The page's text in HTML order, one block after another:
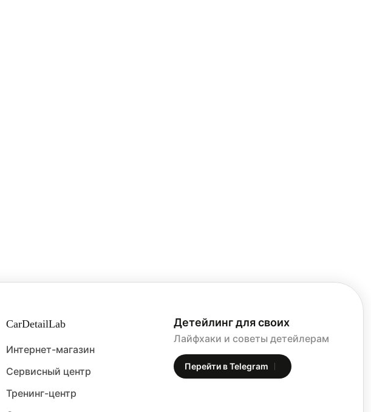
CarDetailLab
Интернет-магазин
Сервисный центр
Тренинг-центр
Детейлинг для своих
Лайфхаки и советы детейлерам
Перейти в Telegram